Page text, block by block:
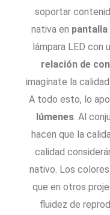
soportar
nativa en pantalla
lámpara LED con
relación de
imagínate la
A todo esto, lo
lúmenes. Al
hacen que la
calidad
nativo. Los
que en otros
fluidez de